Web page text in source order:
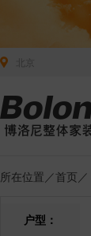
所在位置／首页 ／
户型：